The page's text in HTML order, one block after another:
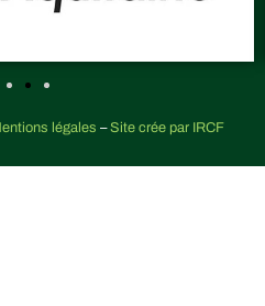
légales –Site crée par IRCF